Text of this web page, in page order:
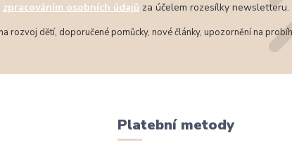
zpracováním osobních údajů za účelem rozesílky newsletteru.
rozvoj dětí, doporučené pomůcky, nové články, upozornění na
Platební metody